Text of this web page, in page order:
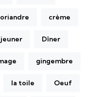
crème
Dîner
gingembre
la toile Oeuf